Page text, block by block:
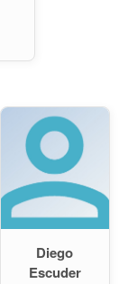
Diego
Escuder